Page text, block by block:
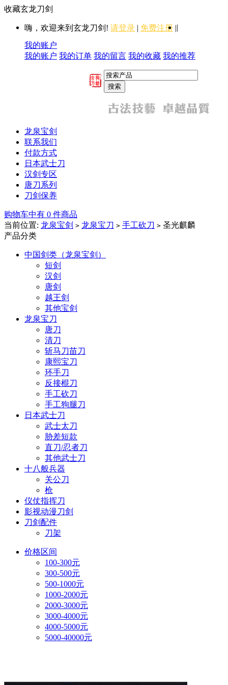
收藏玄龙刀剑
嗨，欢迎来到玄龙刀剑! 请登录 | 免费注册 ||
我的账户
我的账户 我的订单 我的留言 我的收藏 我的推荐
龙泉宝剑
联系我们
付款方式
日本武士刀
汉剑专区
唐刀系列
刀剑保养
购物车中有 0 件商品
当前位置: 龙泉宝剑 > 龙泉宝刀 > 手工砍刀 > 圣光麒麟
产品分类
中国剑类（龙泉宝剑）
短剑
汉剑
唐剑
越王剑
其他宝剑
龙泉宝刀
唐刀
清刀
斩马刀苗刀
康熙宝刀
环手刀
反接棍刀
手工砍刀
手工狗腿刀
日本武士刀
武士太刀
胁差短款
直刀/忍者刀
其他武士刀
十八般兵器
关公刀
枪
仪仗指挥刀
影视动漫刀剑
刀剑配件
刀架
价格区间
100-300元
300-500元
500-1000元
1000-2000元
2000-3000元
3000-4000元
4000-5000元
5000-40000元